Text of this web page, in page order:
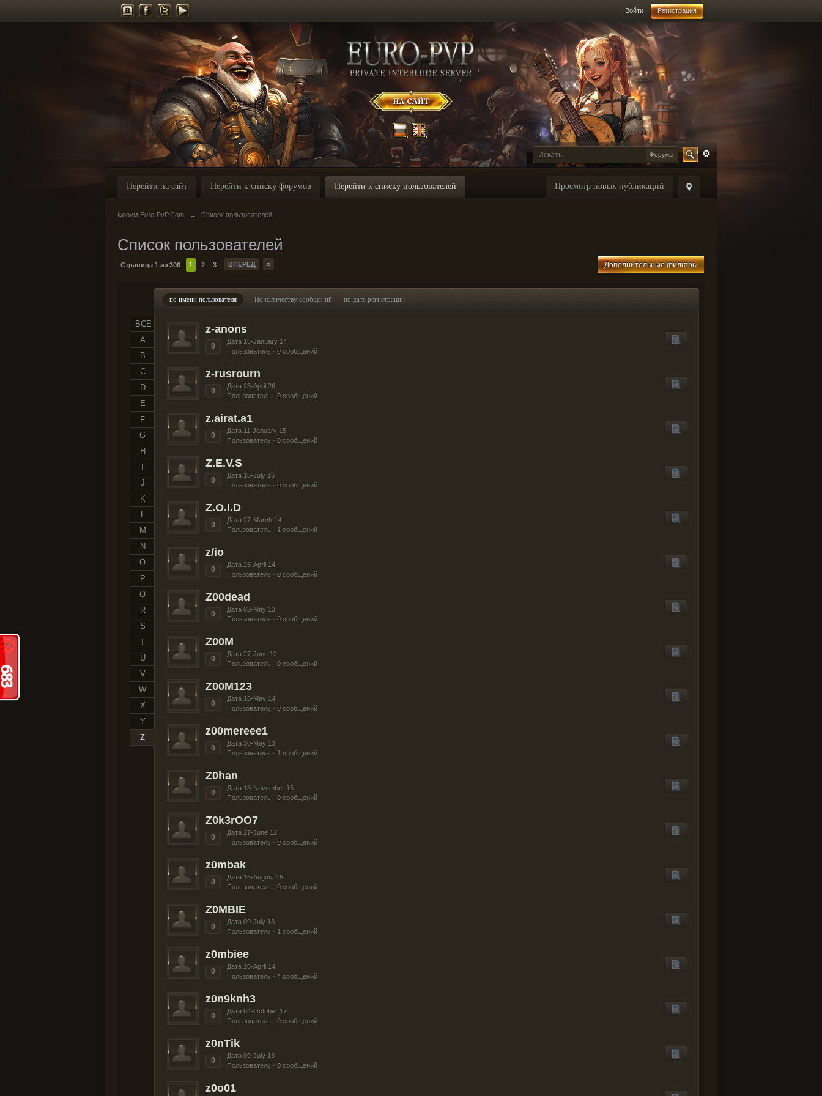
Войти Регистрация
Форумы
Просмотр новых публикаций
Перейти на сайт Перейти к списку форумов Перейти к списку пользователей
Форум Euro-PvP.Com → Список пользователей
Список пользователей
Страница 1 из 306 1 2 3 ВПЕРЕД » Дополнительные фильтры
ВСЕ
A
B
C
D
E
F
G
H
J
K
L
M
N
O
P
Q
R
S
T
U
V
W
X
Y
Z
по имени пользователя По количеству сообщений по дате регистрации
z-anons
0
Дата 15-January 14
Пользователь · 0 сообщений
z-rusrourn
0
Дата 23-April 26
Пользователь · 0 сообщений
z.airat.a1
0
Дата 11-January 15
Пользователь · 0 сообщений
Z.E.V.S
0
Дата 15-July 16
Пользователь · 0 сообщений
Z.O.I.D
0
Дата 27-March 14
Пользователь · 1 сообщений
z/io
0
Дата 25-April 14
Пользователь · 0 сообщений
Z00dead
0
Дата 02-May 13
Пользователь · 0 сообщений
Z00M
0
Дата 27-June 12
Пользователь · 0 сообщений
Z00M123
0
Дата 16-May 14
Пользователь · 0 сообщений
z00mereee1
0
Дата 30-May 13
Пользователь · 1 сообщений
Z0han
0
Дата 13-November 15
Пользователь · 0 сообщений
Z0k3rOO7
0
Дата 27-June 12
Пользователь · 0 сообщений
z0mbak
0
Дата 16-August 15
Пользователь · 0 сообщений
Z0MBIE
0
Дата 09-July 13
Пользователь · 1 сообщений
z0mbiee
0
Дата 26-April 14
Пользователь · 4 сообщений
z0n9knh3
0
Дата 04-October 17
Пользователь · 0 сообщений
z0nTik
0
Дата 09-July 13
Пользователь · 0 сообщений
z0o01